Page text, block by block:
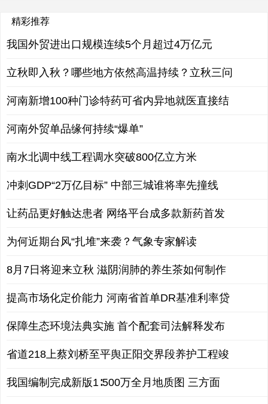
精彩推荐
我国外贸进出口规模连续5个月超过4万亿元
立秋即入秋？哪些地方依然高温持续？立秋三问
河南新增100种门诊特药可省内异地就医直接结
河南外贸单品缘何持续“爆单”
南水北调中线工程调水突破800亿立方米
冲刺GDP“2万亿目标” 中部三城谁将率先撞线
让药品更好触达患者 网络平台成多款新药首发
为何近期台风“扎堆”来袭？气象专家解读
8月7日将迎来立秋 滋阴润肺的养生茶如何制作
提高市场化定价能力 河南省首单DR基准利率贷
保障生态环境法典实施 首个配套司法解释发布
省道218上蔡刘桥至平舆正阳交界段养护工程竣
我国编制完成新版1∶500万全月地质图 三方面